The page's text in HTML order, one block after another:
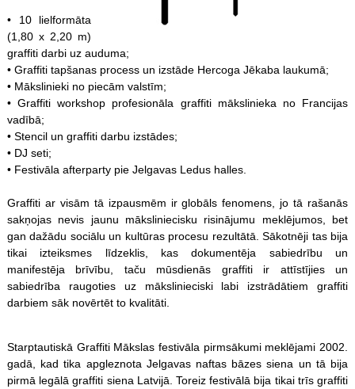
• 10 lielformāta
(1,80 x 2,20 m)
graffiti darbi uz auduma;
• Graffiti tapšanas process un izstāde Hercoga Jēkaba laukumā;
• Mākslinieki no piecām valstīm;
• Graffiti workshop profesionāla graffiti mākslinieka no Francijas
vadībā;
• Stencil un graffiti darbu izstādes;
• DJ seti;
• Festivāla afterparty pie Jelgavas Ledus halles.
Graffiti ar visām tā izpausmēm ir globāls fenomens, jo tā rašanās
sakņojas nevis jaunu māksliniecisku risinājumu meklējumos, bet
gan dažādu sociālu un kultūras procesu rezultātā. Sākotnēji tas bija
tikai izteiksmes līdzeklis, kas dokumentēja sabiedrību un
manifestēja brīvību, taču mūsdienās graffiti ir attīstījies un
sabiedrība raugoties uz mākslinieciski labi izstrādātiem graffiti
darbiem sāk novērtēt to kvalitāti.
Starptautiskā Graffiti Mākslas festivāla pirmsākumi meklējami 2002.
gadā, kad tika apgleznota Jelgavas naftas bāzes siena un tā bija
pirmā legālā graffiti siena Latvijā. Toreiz festivālā bija tikai trīs graffiti